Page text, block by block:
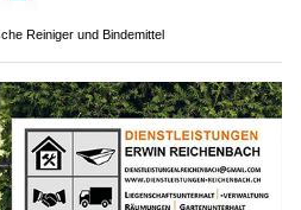
Reiniger und Bindemittel